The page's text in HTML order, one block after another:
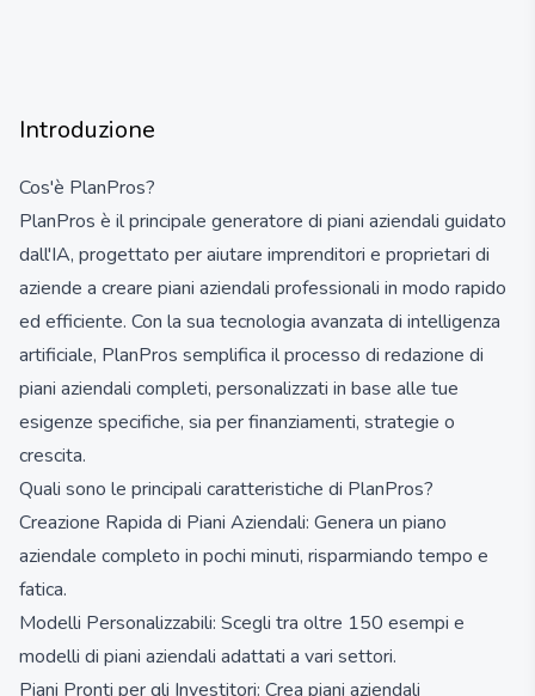
Introduzione
Cos'è PlanPros?
PlanPros è il principale generatore di piani aziendali guidato
dall'IA, progettato per aiutare imprenditori e proprietari di
aziende a creare piani aziendali professionali in modo rapido
ed efficiente. Con la sua tecnologia avanzata di intelligenza
artificiale, PlanPros semplifica il processo di redazione di
piani aziendali completi, personalizzati in base alle tue
esigenze specifiche, sia per finanziamenti, strategie o
crescita.
Quali sono le principali caratteristiche di PlanPros?
Creazione Rapida di Piani Aziendali: Genera un piano
aziendale completo in pochi minuti, risparmiando tempo e
fatica.
Modelli Personalizzabili: Scegli tra oltre 150 esempi e
modelli di piani aziendali adattati a vari settori.
Piani Pronti per gli Investitori: Crea piani aziendali